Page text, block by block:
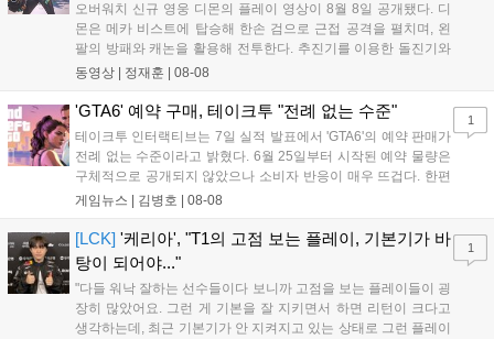
오버워치 신규 영웅 디몬의 플레이 영상이 8월 8일 공개됐다. 디
몬은 메카 비스트에 탑승해 한손 검으로 근접 공격을 펼치며, 왼
팔의 방패와 캐논을 활용해 전투한다. 추진기를 이용한 돌진기와
참격 형태의 궁극기를 보유했고, 메카 파괴 시 맨몸으로 기관총을
산의 영웅들 업데이트를 통해 정식 출시될 예정이다....
동영상 | 정재훈 08-08
'GTA6' 예약 구매, 테이크투 "전례 없는 수준"
테이크투 인터랙티브는 7일 실적 발표에서 'GTA6'의 예약 판매가
전례 없는 수준이라고 밝혔다. 6월 25일부터 시작된 예약 물량은
구체적으로 공개되지 않았으나 소비자 반응이 매우 뜨겁다. 한편
11월 19일 PS5와 Xbox 시리즈 X|S로 정식 출시될 예정이며, 록
상 'Grand Theft Auto VI: An Extended Look'을 최초 공개할 계획
이다....
게임뉴스 | 김병호 08-08
1
[LCK] '케리아', "T1의 고점 보는 플레이, 기본기가 바
탕이 되어야..."
"다들 워낙 잘하는 선수들이다 보니까 고점을 보는 플레이들이 굉
장히 많았어요. 그런 게 기본을 잘 지키면서 하면 리턴이 크다고
생각하는데, 최근 기본기가 안 지켜지고 있는 상태로 그런 플레이
1